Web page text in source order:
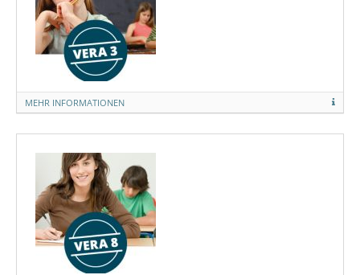
MEHR INFORMATIONEN